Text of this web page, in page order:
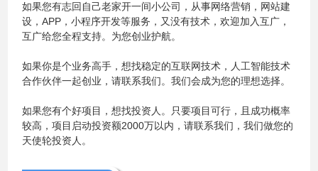
如果您有志回自己老家开一间小公司，从事网络营销，网站建
设，APP，小程序开发等服务，又没有技术，欢迎加入互广，
互广给您全程支持。为您创业护航。
如果你是个业务高手，想找稳定的互联网技术，人工智能技术
合作伙伴一起创业，请联系我们。我们会成为您的理想选择。
如果您有个好项目，想找投资人。只要项目可行，且成功概率
较高，项目启动投资额2000万以内，请联系我们，我们做您的
天使轮投资人。